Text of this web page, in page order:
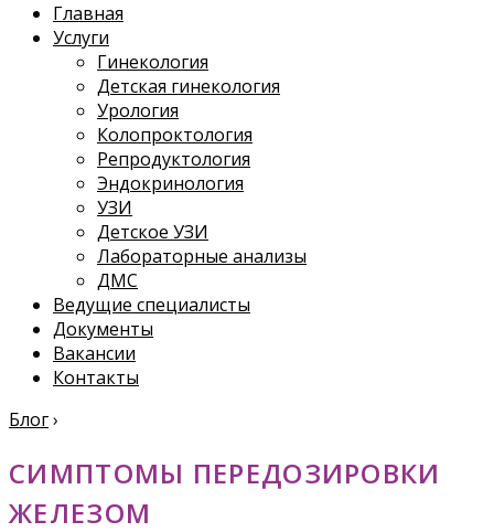
Главная
Услуги
Гинекология
Детская гинекология
Урология
Колопроктология
Репродуктология
Эндокринология
УЗИ
Детское УЗИ
Лабораторные анализы
ДМС
Ведущие специалисты
Документы
Вакансии
Контакты
Блог›
СИМПТОМЫ ПЕРЕДОЗИРОВКИ
ЖЕЛЕЗОМ